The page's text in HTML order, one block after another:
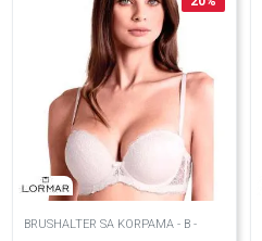
BRUSHALTER SA KORPAMA - B -